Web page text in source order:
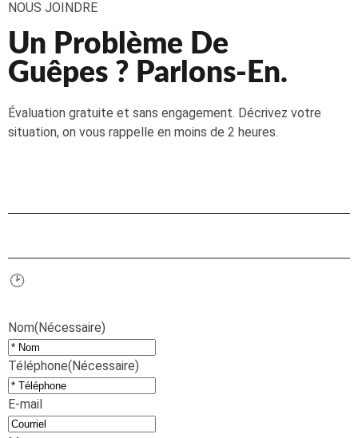
NOUS JOINDRE
Un Problème De
Guêpes ? Parlons-En.
Évaluation gratuite et sans engagement. Décrivez votre
situation, on vous rappelle en moins de 2 heures.
🕑
Nom(Nécessaire)
Téléphone(Nécessaire)
E-mail